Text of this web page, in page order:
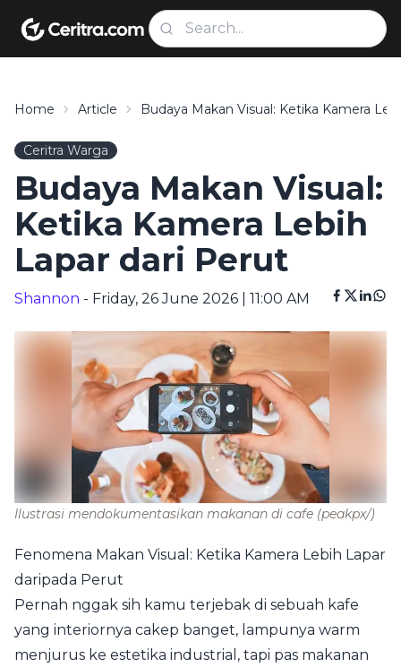
Home Article Budaya Makan Visual: Ketika Kamera
Ceritra Warga
Budaya Makan Visual:
Ketika Kamera Lebih
Lapar dari Perut
Shannon - Friday, 26 June 2026 | 11:00 AM
Ilustrasi mendokumentasikan makanan di cafe (peakpx/)
Fenomena Makan Visual: Ketika Kamera Lebih Lapar
daripada Perut
Pernah nggak sih kamu terjebak di sebuah kafe
yang interiornya cakep banget, lampunya warm
menjurus ke estetika industrial, tapi pas makanan